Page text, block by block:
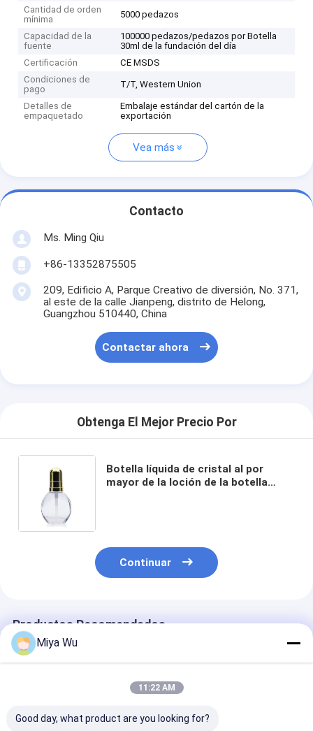
Cantidad de orden
mínima
5000 pedazos
Capacidad de la
fuente
100000 pedazos/pedazos por Botella
30ml de la fundación del día
Certificación
CE MSDS
Condiciones de
pago
T/T, Western Union
Detalles de
empaquetado
Embalaje estándar del cartón de la
exportación
Vea más
Contacto
Ms. Ming Qiu
+86-13352875505
209, Edificio A, Parque Creativo de diversión, No. 371,
al este de la calle Jianpeng, distrito de Helong,
Guangzhou 510440, China
Contactar ahora
Obtenga El Mejor Precio Por
Botella líquida de cristal al por
mayor de la loción de la botella
Continuar
Productos Recomendados
Miya Wu
11:22 AM
Good day, what product are you looking for?